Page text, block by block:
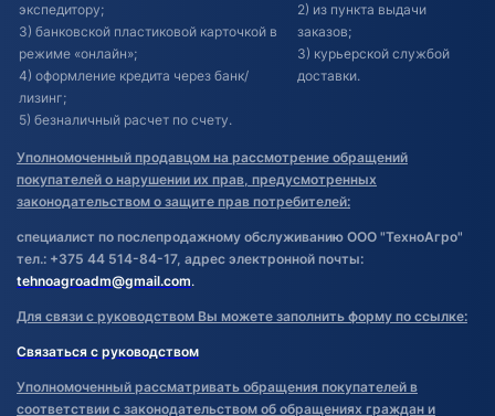
экспедитору;
3) банковской пластиковой карточкой в
режиме «онлайн»;
4) оформление кредита через банк/
лизинг;
5) безналичный расчет по счету.
2) из пункта выдачи
заказов;
3) курьерской службой
доставки.
Уполномоченный продавцом на рассмотрение обращений
покупателей о нарушении их прав, предусмотренных
законодательством о защите прав потребителей:
специалист по послепродажному обслуживанию ООО "ТехноАгро"
тел.: +375 44 514-84-17, адрес электронной почты:
tehnoagroadm@gmail.com.
Для связи с руководством Вы можете заполнить форму по ссылке:
Связаться с руководством
Уполномоченный рассматривать обращения покупателей в
соответствии с законодательством об обращениях граждан и